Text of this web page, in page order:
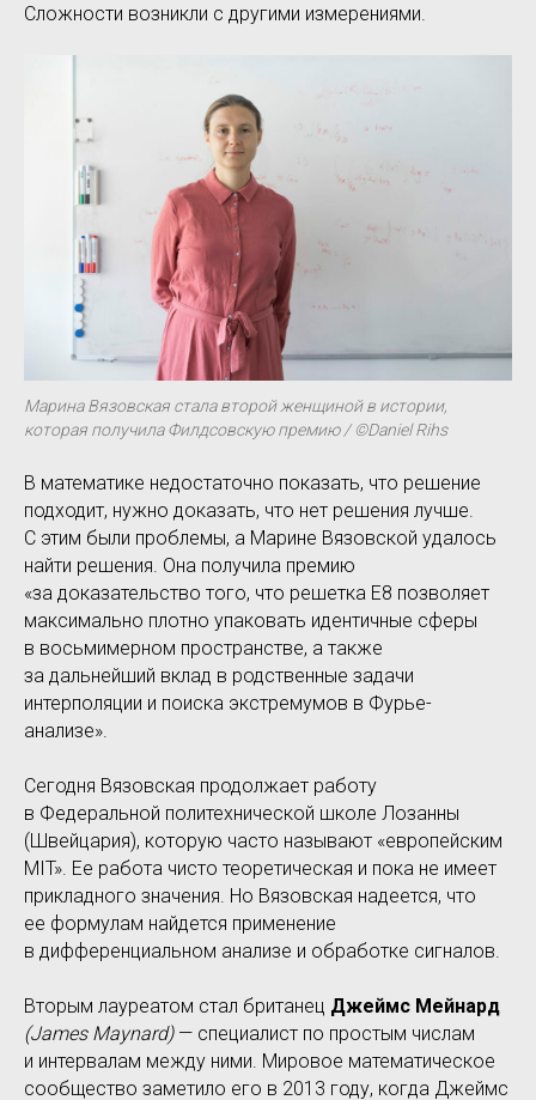
Сложности возникли с другими измерениями.
Марина Вязовская стала второй женщиной в истории,
которая получила Филдсовскую премию / ©Daniel Rihs
В математике недостаточно показать, что решение
подходит, нужно доказать, что нет решения лучше.
С этим были проблемы, а Марине Вязовской удалось
найти решения. Она получила премию
«за доказательство того, что решетка E8 позволяет
максимально плотно упаковать идентичные сферы
в восьмимерном пространстве, а также
за дальнейший вклад в родственные задачи
интерполяции и поиска экстремумов в Фурье-
анализе».
Сегодня Вязовская продолжает работу
в Федеральной политехнической школе Лозанны
(Швейцария), которую часто называют «европейским
MIT». Ее работа чисто теоретическая и пока не имеет
прикладного значения. Но Вязовская надеется, что
ее формулам найдется применение
в дифференциальном анализе и обработке сигналов.
Вторым лауреатом стал британец Джеймс Мейнард
(James Maynard)— специалист по простым числам
и интервалам между ними. Мировое математическое
сообщество заметило его в 2013 году, когда Джеймс